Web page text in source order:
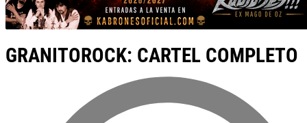
GRANITOROCK: CARTEL COMPLETO